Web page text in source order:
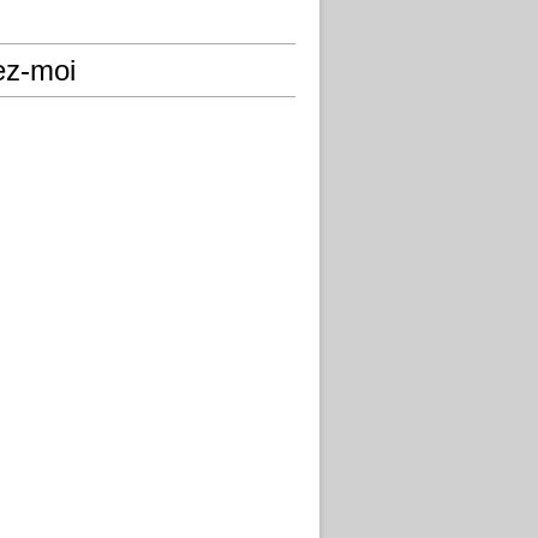
moi